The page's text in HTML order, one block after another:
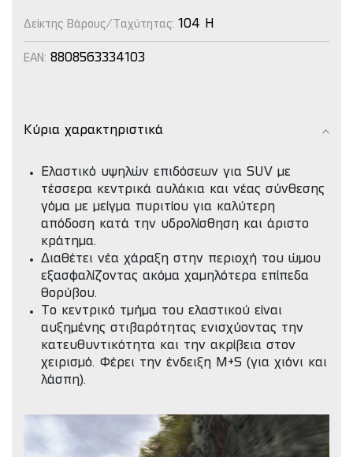
Δείκτης Βάρους/Ταχύτητας: 104 H
EAN: 8808563334103
Κύρια χαρακτηριστικά
Ελαστικό υψηλών επιδόσεων για SUV με
τέσσερα κεντρικά αυλάκια και νέας σύνθεσης
γόμα με μείγμα πυριτίου για καλύτερη
απόδοση κατά την υδρολίσθηση και άριστο
κράτημα.
Διαθέτει νέα χάραξη στην περιοχή του ώμου
εξασφαλίζοντας ακόμα χαμηλότερα επίπεδα
θορύβου.
Το κεντρικό τμήμα του ελαστικού είναι
αυξημένης στιβαρότητας ενισχύοντας την
κατευθυντικότητα και την ακρίβεια στον
χειρισμό. Φέρει την ένδειξη M+S (για χιόνι και
λάσπη).